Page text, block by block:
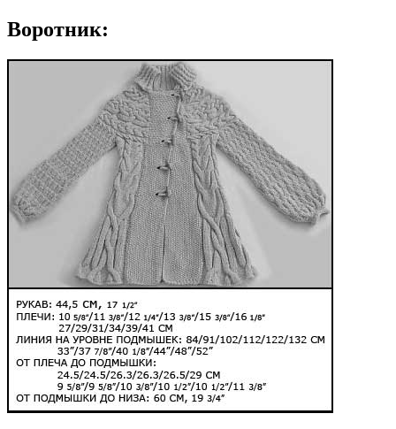
Воротник: